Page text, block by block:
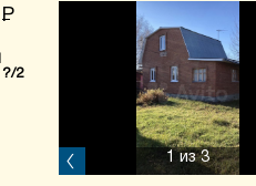
Р
?/2
1 из 3